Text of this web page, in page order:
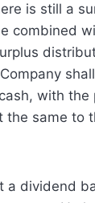
is still a
combined
with
same to
a dividend